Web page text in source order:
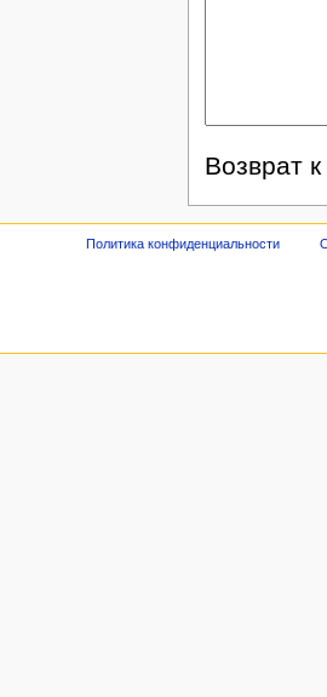
Возврат
Политика конфиденциальности